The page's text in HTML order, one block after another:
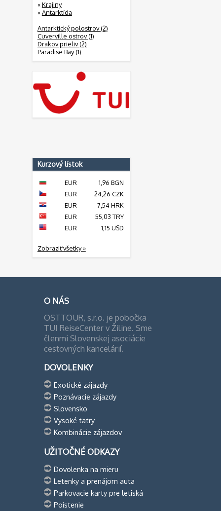
«Krajiny
«Antarktída
Antarktický polostrov (2)
Cuverville ostrov (1)
Drakov prieliv (2)
Paradise Bay (1)
Kurzový lístok
EUR
1,96 BGN
EUR
24,26 CZK
EUR
7,54 HRK
EUR
55,03 TRY
EUR
1,15 USD
Zobraziť všetky »
O NÁS
OSTTOUR, s.r.o. je pobočka
TUI ReiseCenter v Žiline. Sme
členmi Slovenskej asociácie
cestovných kancelárií.
DOVOLENKY
Exotické zájazdy
Poznávacie zájazdy
Slovensko
Vysoké tatry
Kombinácie zájazdov
UŽITOČNÉ ODKAZY
Dovolenka na mieru
Letenky a prenájom auta
Parkovacie karty pre letiská
Poistenie